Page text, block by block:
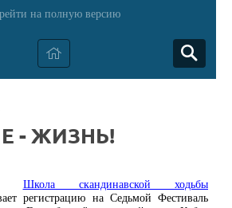
на полную версию
- ЖИЗНЬ!
Школа скандинавской ходьбы
регистрацию на Седьмой Фестиваль